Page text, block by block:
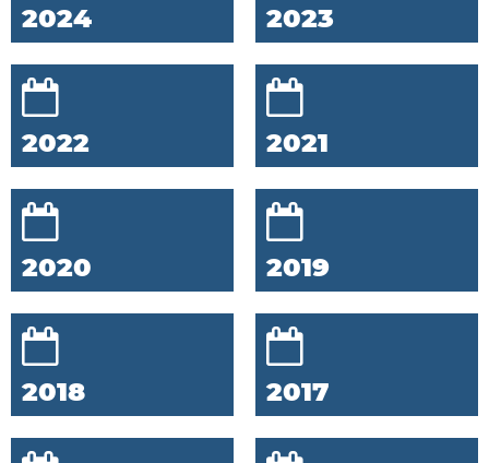
2024 2023
2022 2021
2020 2019
2018 2017